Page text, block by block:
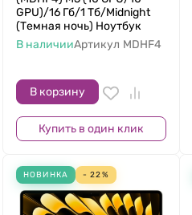
GPU)/16 Гб/1 Тб/Midnight
(Темная ночь) Ноутбук
В наличииАртикул MDHF4
В корзину
Купить в один клик
НОВИНКА - 22%